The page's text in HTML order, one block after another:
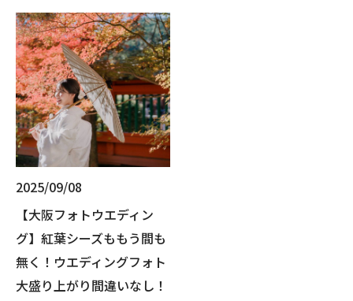
2025/09/08
【大阪フォトウエディン
グ】紅葉シーズももう間も
無く！ウエディングフォト
大盛り上がり間違いなし！